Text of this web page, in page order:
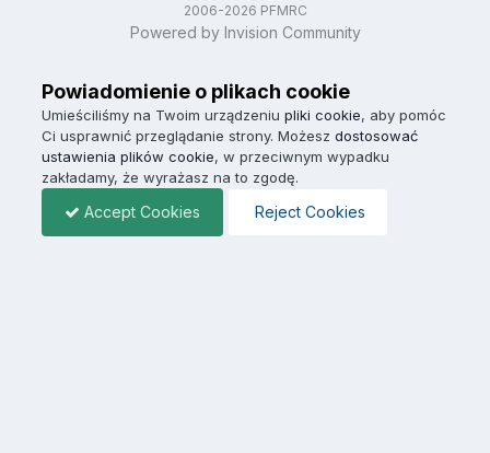
2006-2026 PFMRC
Powered by Invision Community
Powiadomienie o plikach cookie
Umieściliśmy na Twoim urządzeniu pliki cookie, aby pomóc
Ci usprawnić przeglądanie strony. Możesz dostosować
ustawienia plików cookie, w przeciwnym wypadku
zakładamy, że wyrażasz na to zgodę.
Accept Cookies Reject Cookies